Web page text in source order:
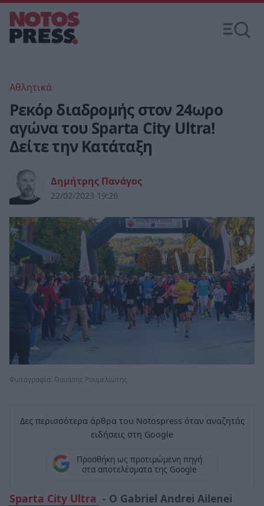
Αθλητικά
Ρεκόρ διαδρομής στον 24ωρο
αγώνα του Sparta City Ultra!
Δείτε την Κατάταξη
Δημήτρης Πανάγος
22/02/2023 19:26
Φωτογραφία: Θανάσης Ρουμελιώτης
Δες περισσότερα άρθρα του Notospress όταν αναζητάς
ειδήσεις στη Google
Προσθήκη ως προτιμώμενη πηγή
στα αποτελέσματα της Google
Sparta City Ultra - Ο Gabriel Andrei Ailenei